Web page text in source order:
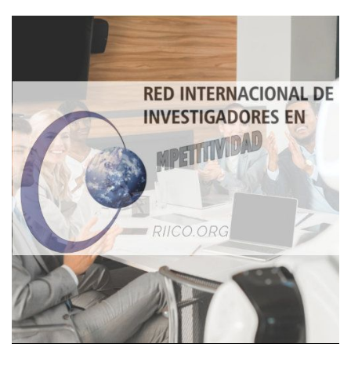
Imagen de portada